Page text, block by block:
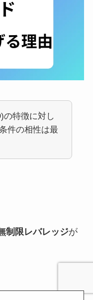
の特徴に対し
件の相性は最
制限レバレッジが